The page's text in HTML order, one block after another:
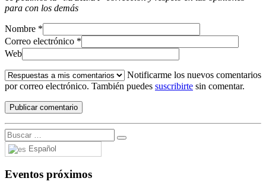
para con los demás
Nombre *
Correo electrónico *
Web
Notificarme los nuevos comentarios
por correo electrónico. También puedes suscribirte sin comentar.
Español
Eventos próximos